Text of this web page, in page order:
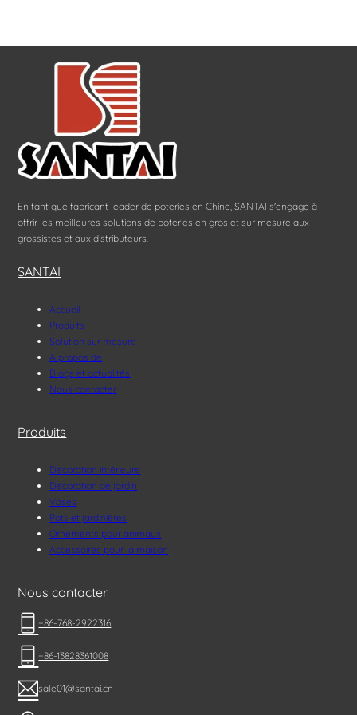
En tant que fabricant leader de poteries en Chine, SANTAI s'engage à
offrir les meilleures solutions de poteries en gros et sur mesure aux
grossistes et aux distributeurs.
SANTAI
Accueil
Produits
Solution sur mesure
A propos de
Blogs et actualités
Nous contacter
Produits
Décoration intérieure
Décoration de jardin
Vases
Pots et jardinières
Ornements pour animaux
Accessoires pour la maison
Nous contacter
+86-768-2922316
+86-13828361008
sale01@santai.cn